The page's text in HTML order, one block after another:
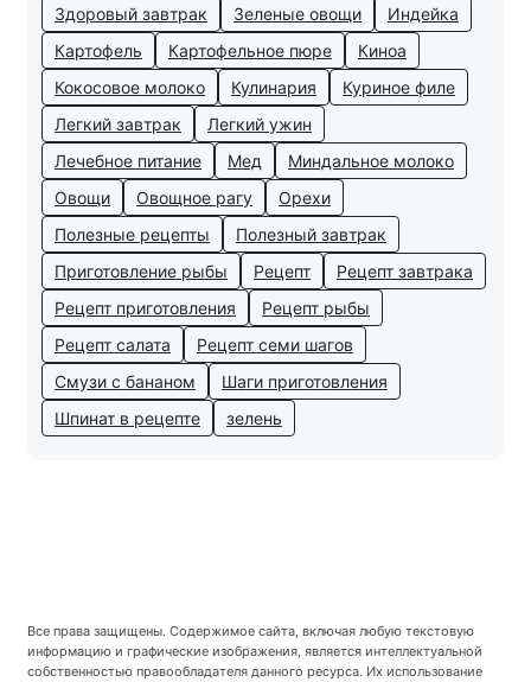
Здоровый завтрак
Зеленые овощи
Индейка
Картофель
Картофельное пюре
Киноа
Кокосовое молоко
Кулинария
Куриное филе
Легкий завтрак
Легкий ужин
Лечебное питание
Мед
Миндальное молоко
Овощи
Овощное рагу
Орехи
Полезные рецепты
Полезный завтрак
Приготовление рыбы
Рецепт
Рецепт завтрака
Рецепт приготовления
Рецепт рыбы
Рецепт салата
Рецепт семи шагов
Смузи с бананом
Шаги приготовления
Шпинат в рецепте
зелень
Все права защищены. Содержимое сайта, включая любую текстовую
информацию и графические изображения, является интеллектуальной
собственностью правообладателя данного ресурса. Их использование